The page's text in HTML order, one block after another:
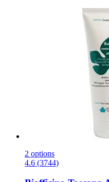
2 options
4.6 (3744)